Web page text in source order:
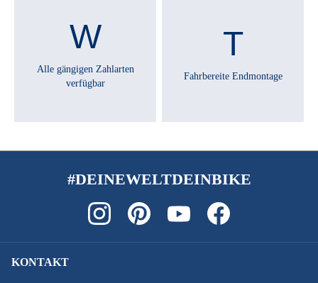
SATTEL :
Comodoro 2.0
SATTELSTÜTZE :
SCHALTHEBEL :
Shimano Nexus SL-C7000 Revoshift
SCHALTUNGSTYP :
Alle gängigen Zahlarten
verfügbar
Fahrbereite Endmontage
#DEINEWELTDEINBIKE
KONTAKT